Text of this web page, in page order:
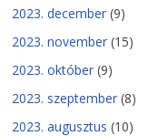
2023. december (9)
2023. november (15)
2023. október (9)
2023. szeptember (8)
2023. augusztus (10)